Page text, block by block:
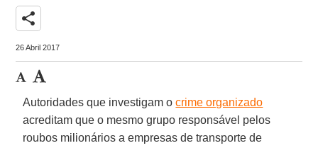
share
26 Abril 2017
Autoridades que investigam ocrime organizado
acreditam que o mesmo grupo responsável pelos
roubos milionários a empresas de transporte de